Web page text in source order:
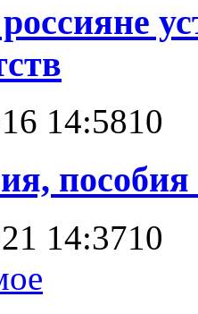
14:5810
пособия
14:3710